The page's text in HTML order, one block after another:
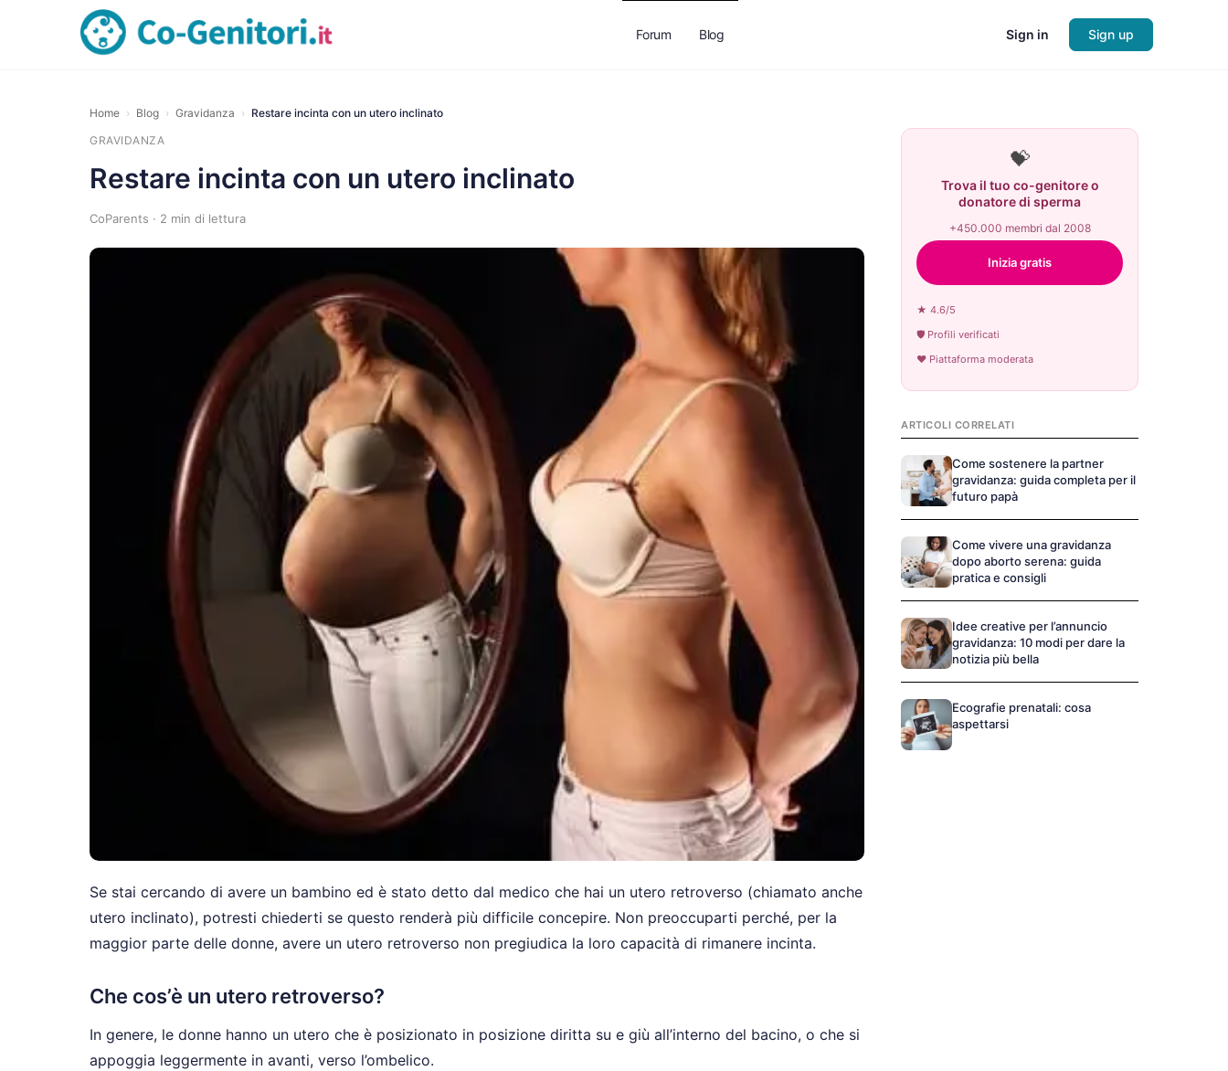
Forum Blog Sign in Sign up
Home › Blog › Gravidanza › Restare incinta con un utero inclinato
GRAVIDANZA
Restare incinta con un utero inclinato
CoParents · 2 min di lettura
Se stai cercando di avere un bambino ed è stato detto dal medico che hai un utero retroverso (chiamato anche
utero inclinato), potresti chiederti se questo renderà più difficile concepire. Non preoccuparti perché, per la
maggior parte delle donne, avere un utero retroverso non pregiudica la loro capacità di rimanere incinta.
Che cos’è un utero retroverso?
In genere, le donne hanno un utero che è posizionato in posizione diritta su e giù all’interno del bacino, o che si
appoggia leggermente in avanti, verso l’ombelico.
💝
Trova il tuo co-genitore o
donatore di sperma
+450.000 membri dal 2008
Inizia gratis
★ 4.6/5
🛡 Profili verificati
♥ Piattaforma moderata
ARTICOLI CORRELATI
Come sostenere la partner
gravidanza: guida completa per il
futuro papà
Come vivere una gravidanza
dopo aborto serena: guida
pratica e consigli
Idee creative per l’annuncio
gravidanza: 10 modi per dare la
notizia più bella
Ecografie prenatali: cosa
aspettarsi